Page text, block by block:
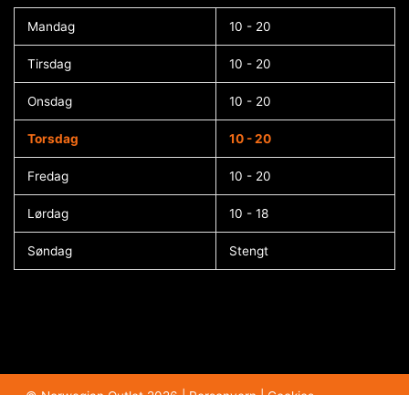
Mandag 10 - 20
Tirsdag 10 - 20
Onsdag 10 - 20
Torsdag 10 - 20
Fredag 10 - 20
Lørdag 10 - 18
Søndag Stengt